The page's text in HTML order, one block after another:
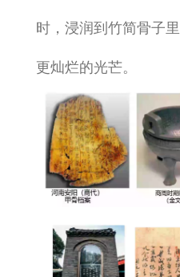
时，浸润到竹简骨子
更灿烂的光芒。